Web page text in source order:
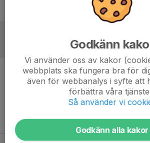
Inget referat skrivet
Godkänn
Vi använder oss av kakor
webbplats ska fungera bra för
även för webbanalys i syfte att
förbättra våra
Så använder vi
Godkänn alla kakor